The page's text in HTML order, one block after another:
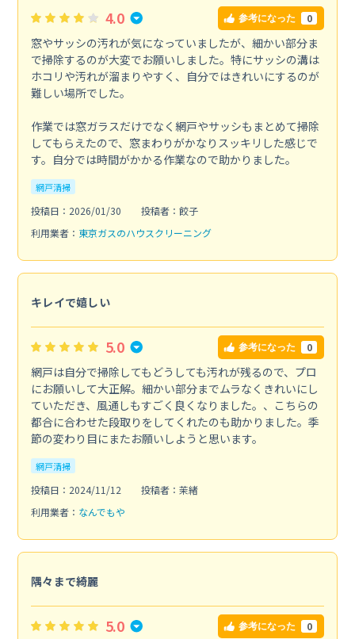
4.0 参考になった 0
窓やサッシの汚れが気になっていましたが、細かい部分ま
で掃除するのが大変でお願いしました。特にサッシの溝は
ホコリや汚れが溜まりやすく、自分ではきれいにするのが
難しい場所でした。
作業では窓ガラスだけでなく網戸やサッシもまとめて掃除
してもらえたので、窓まわりがかなりスッキリした感じで
す。自分では時間がかかる作業なので助かりました。
網戸清掃
投稿日：2026/01/30
投稿者：餃子
利用業者： 東京ガスのハウスクリーニング
キレイで嬉しい
5.0 参考になった 0
網戸は自分で掃除してもどうしても汚れが残るので、プロ
にお願いして大正解。細かい部分までムラなくきれいにし
ていただき、風通しもすごく良くなりました。、こちらの
都合に合わせた段取りをしてくれたのも助かりました。季
節の変わり目にまたお願いしようと思います。
網戸清掃
投稿日：2024/11/12
投稿者：茉緒
利用業者： なんでもや
隅々まで綺麗
5.0 参考になった 0